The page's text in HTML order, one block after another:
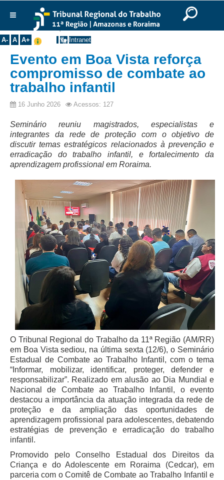
Ir para o rodapé
English
Português Español
A- A A+ Intranet
Institucional
Histórico
Presidência
Corregedoria
Composição
Seções Especializadas
Turmas
Varas do Trabalho
Juízes Manaus
Juízes Roraima
Juízes Interior
Juízes Substitutos
Diretores
Comitês
Comitê Gestor Regional do PJe
Comitê Gestor Regional do e-Gestão e de Tabelas
Processuais Unificadas
Comitê do Datajud
Comissão Regional de Pesquisa Judiciária e Ciência de
Dados
Comissão de Ética
Comitê de Priorização do Primeiro Grau
Comissão de Uniformização de Jurisprudência
Comitê de Gestão de Pessoas
Comissão de Vitaliciamento
Servidores
Comitê de Segurança Permanente
Você está aqui:Início >> Notícias
Evento em Boa Vista reforça
compromisso de combate ao
trabalho infantil
16 Junho 2026 Acessos: 127
Seminário reuniu magistrados, especialistas e
integrantes da rede de proteção com o objetivo de
discutir temas estratégicos relacionados à prevenção e
erradicação do trabalho infantil, e fortalecimento da
aprendizagem profissional em Roraima.
O Tribunal Regional do Trabalho da 11ª Região (AM/RR)
em Boa Vista sediou, na última sexta (12/6), o Seminário
Estadual de Combate ao Trabalho Infantil, com o tema
“Informar, mobilizar, identificar, proteger, defender e
responsabilizar”. Realizado em alusão ao Dia Mundial e
Nacional de Combate ao Trabalho Infantil, o evento
destacou a importância da atuação integrada da rede de
proteção e da ampliação das oportunidades de
aprendizagem profissional para adolescentes, debatendo
estratégias de prevenção e erradicação do trabalho
infantil.
Promovido pelo Conselho Estadual dos Direitos da
Criança e do Adolescente em Roraima (Cedcar), em
parceria com o Comitê de Combate ao Trabalho Infantil e